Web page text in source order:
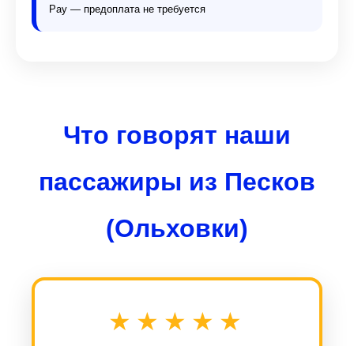
Pay — предоплата не требуется
Что говорят наши
пассажиры из Песков
(Ольховки)
★★★★★